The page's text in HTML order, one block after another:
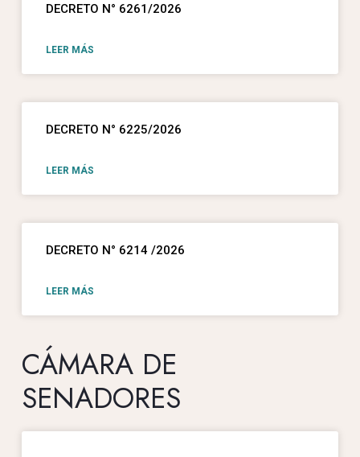
DECRETO N° 6261/2026
LEER MÁS
DECRETO N° 6225/2026
LEER MÁS
DECRETO N° 6214 /2026
LEER MÁS
CÁMARA DE
SENADORES